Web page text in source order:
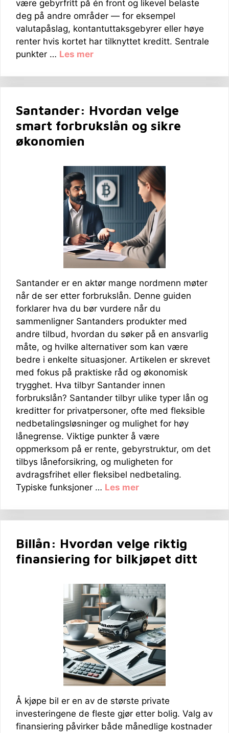
være gebyrfritt på én front og likevel belaste
deg på andre områder — for eksempel
valutapåslag, kontantuttaksgebyrer eller høye
renter hvis kortet har tilknyttet kreditt. Sentrale
punkter … Les mer
Santander: Hvordan velge
smart forbrukslån og sikre
økonomien
Santander er en aktør mange nordmenn møter
når de ser etter forbrukslån. Denne guiden
forklarer hva du bør vurdere når du
sammenligner Santanders produkter med
andre tilbud, hvordan du søker på en ansvarlig
måte, og hvilke alternativer som kan være
bedre i enkelte situasjoner. Artikelen er skrevet
med fokus på praktiske råd og økonomisk
trygghet. Hva tilbyr Santander innen
forbrukslån? Santander tilbyr ulike typer lån og
kreditter for privatpersoner, ofte med fleksible
nedbetalingsløsninger og mulighet for høy
lånegrense. Viktige punkter å være
oppmerksom på er rente, gebyrstruktur, om det
tilbys låneforsikring, og muligheten for
avdragsfrihet eller fleksibel nedbetaling.
Typiske funksjoner … Les mer
Billån: Hvordan velge riktig
finansiering for bilkjøpet ditt
Å kjøpe bil er en av de største private
investeringene de fleste gjør etter bolig. Valg av
finansiering påvirker både månedlige kostnader